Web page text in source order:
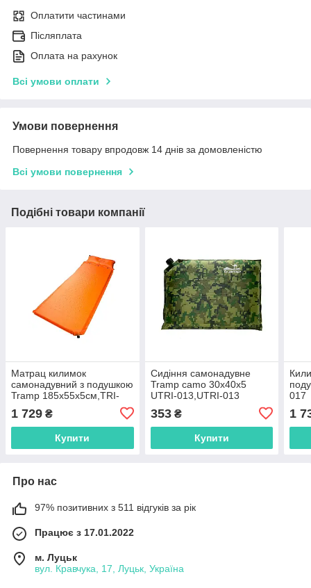
Оплатити частинами
Післяплата
Оплата на рахунок
Всі умови оплати
Умови повернення
Повернення товару впродовж 14 днів за домовленістю
Всі умови повернення
Подібні товари компанії
Матрац килимок
самонадувний з подушкою
Tramp 185х55х5см,TRI-
1 729 ₴
Купити
Сидіння самонадувне
Tramp camo 30х40х5
UTRI-013,UTRI-013
353₴
Купити
017
1
Про нас
97% позитивних з 511 відгуків за рік
Працює з 17.01.2022
м. Луцьк
вул. Кравчука, 17, Луцьк, Україна